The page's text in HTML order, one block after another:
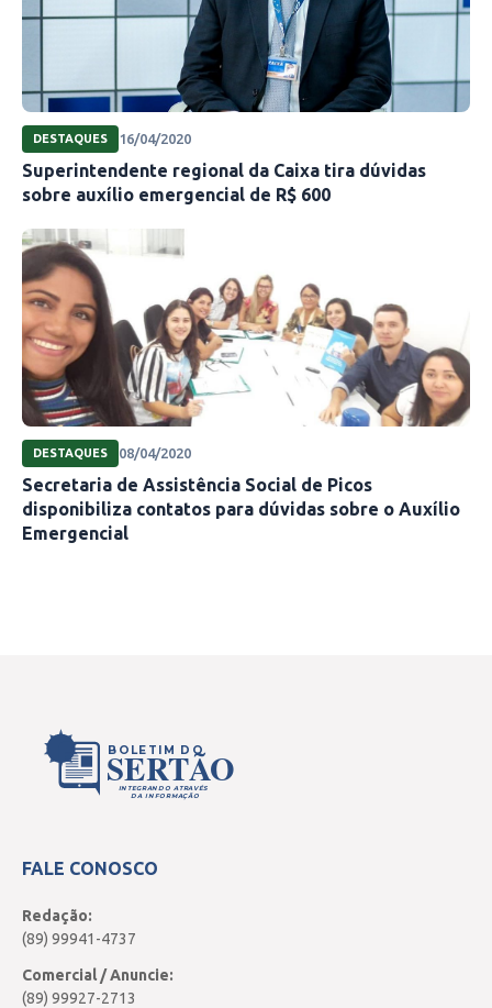
DESTAQUES 16/04/2020
Superintendente regional da Caixa tira dúvidas
sobre auxílio emergencial de R$ 600
DESTAQUES 08/04/2020
Secretaria de Assistência Social de Picos
disponibiliza contatos para dúvidas sobre o Auxílio
Emergencial
BOLETIM DO
SERTÃO
INTEGRANDO ATRAVÉS
DA INFORMAÇÃO
FALE CONOSCO
Redação:
(89) 99941-4737
Comercial / Anuncie:
(89) 99927-2713